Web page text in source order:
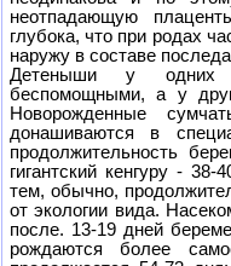
неотпадающую
глубока, что при родах
наружу в составе
Детеныши у одних
беспомощными, а у
Новорожденные
донашиваются в
продолжительность
гигантский кенгуру -
тем, обычно,
от экологии вида.
после. 13-19 дней
рождаются более